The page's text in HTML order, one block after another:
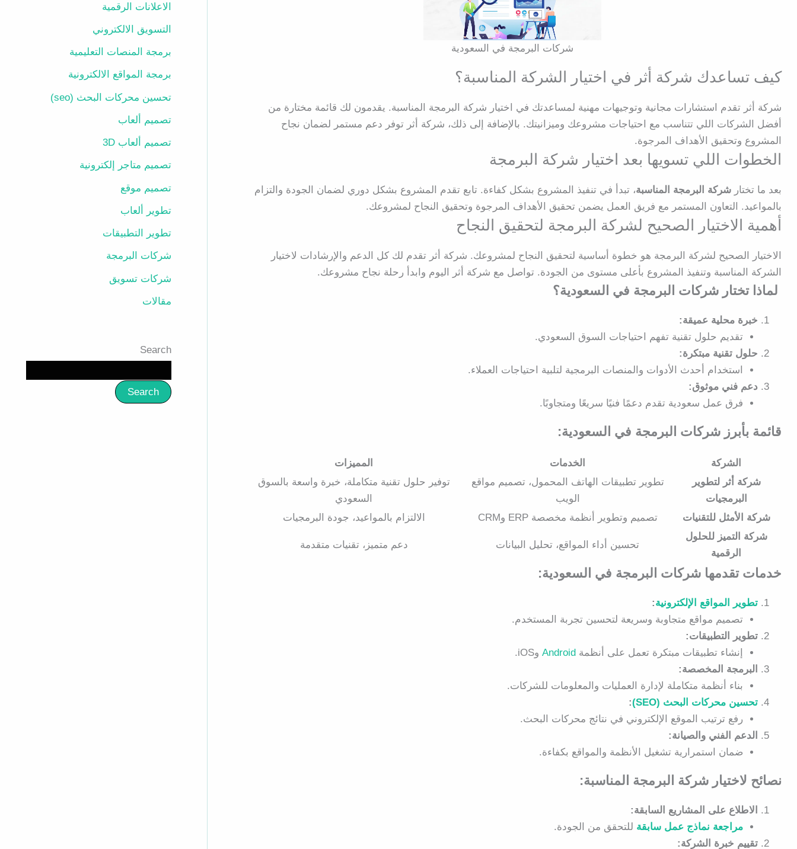
شركات البرمجة في السعودية
كيف تساعدك شركة أثر في اختيار الشركة المناسبة؟
شركة أثر تقدم استشارات مجانية وتوجيهات مهنية لمساعدتك في اختيار شركة البرمجة المناسبة. يقدمون لك قائمة مختارة من
أفضل الشركات اللي تتناسب مع احتياجات مشروعك وميزانيتك. بالإضافة إلى ذلك، شركة أثر توفر دعم مستمر لضمان نجاح
المشروع وتحقيق الأهداف المرجوة.
الخطوات اللي تسويها بعد اختيار شركة البرمجة
بعد ما تختار شركة البرمجة المناسبة، تبدأ في تنفيذ المشروع بشكل كفاءة. تابع تقدم المشروع بشكل دوري لضمان الجودة والتزام
بالمواعيد. التعاون المستمر مع فريق العمل يضمن تحقيق الأهداف المرجوة وتحقيق النجاح لمشروعك.
أهمية الاختيار الصحيح لشركة البرمجة لتحقيق النجاح
الاختيار الصحيح لشركة البرمجة هو خطوة أساسية لتحقيق النجاح لمشروعك. شركة أثر تقدم لك كل الدعم والإرشادات لاختيار
الشركة المناسبة وتنفيذ المشروع بأعلى مستوى من الجودة. تواصل مع شركة أثر اليوم وابدأ رحلة نجاح مشروعك.
لماذا تختار شركات البرمجة في السعودية؟
خبرة محلية عميقة:
تقديم حلول تقنية تفهم احتياجات السوق السعودي.
حلول تقنية مبتكرة:
استخدام أحدث الأدوات والمنصات البرمجية لتلبية احتياجات العملاء.
دعم فني موثوق:
فرق عمل سعودية تقدم دعمًا فنيًا سريعًا ومتجاوبًا.
قائمة بأبرز شركات البرمجة في السعودية:
الشركة الخدمات
المميزات
شركة أثر لتطوير
البرمجيات
تطوير تطبيقات الهاتف المحمول، تصميم مواقع
الويب
توفير حلول تقنية متكاملة، خبرة واسعة بالسوق
السعودي
شركة الأمثل للتقنيات
تصميم وتطوير أنظمة مخصصة ERP وCRM
الالتزام بالمواعيد، جودة البرمجيات
شركة التميز للحلول
الرقمية
تحسين أداء المواقع، تحليل البيانات دعم متميز، تقنيات متقدمة
خدمات تقدمها شركات البرمجة في السعودية:
تطوير المواقع الإلكترونية:
تصميم مواقع متجاوبة وسريعة لتحسين تجربة المستخدم.
تطوير التطبيقات:
إنشاء تطبيقات مبتكرة تعمل على أنظمة
وiOS.
البرمجة المخصصة:
بناء أنظمة متكاملة لإدارة العمليات والمعلومات للشركات.
تحسين محركات البحث (SEO)
:
رفع ترتيب الموقع الإلكتروني في نتائج محركات البحث.
الدعم الفني والصيانة:
ضمان استمرارية تشغيل الأنظمة والمواقع بكفاءة.
نصائح لاختيار شركة البرمجة المناسبة:
الاطلاع على المشاريع السابقة:
مراجعة نماذج عمل سابقة للتحقق من الجودة.
تقييم خبرة الشركة:
الاعلانات الرقمية
التسويق الالكتروني
برمجة المنصات التعليمية
برمجة المواقع الالكترونية
تحسين محركات البحث (seo)
تصميم ألعاب
تصميم ألعاب 3D
تصميم متاجر إلكترونية
تصميم موقع
تطوير ألعاب
تطوير التطبيقات
شركات البرمجة
شركات تسويق
مقالات
Search
Search